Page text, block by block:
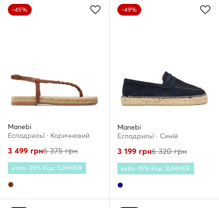
-45%
Manebi
Еспадрильї · Коричневий
3 499 грн6 375грн
extra -25% Код: SUMMER
-49%
Manebi
Еспадрильї · Cиній
3 199 грн6 320грн
extra -15% Код: SUMMER